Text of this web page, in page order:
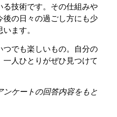
技術です。その仕組みや
の日々の過ごし方にも少
ます。
でも楽しいもの。自分の
人ひとりがぜひ見つけて
ケートの回答内容をもと